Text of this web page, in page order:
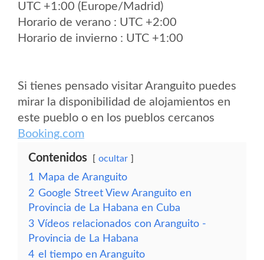
UTC +1:00 (Europe/Madrid)
Horario de verano : UTC +2:00
Horario de invierno : UTC +1:00
Si tienes pensado visitar Aranguito puedes
mirar la disponibilidad de alojamientos en
este pueblo o en los pueblos cercanos
Booking.com
Contenidos ocultar
1
Mapa de Aranguito
2 Google Street View Aranguito en
Provincia de La Habana en Cuba
3 Vídeos relacionados con Aranguito -
Provincia de La Habana
4 el tiempo en Aranguito